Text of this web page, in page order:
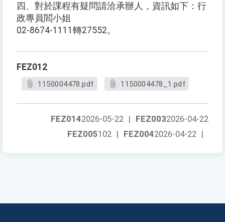
四、對於課程有疑問請洽承辦人，資訊如下：行
政專員閻小姐
02-8674-1111轉27552。
FEZ012
1150004478.pdf 1150004478_1.pdf
FEZ0032026-04-22
FEZ0142026-05-22 |
FEZ0042026-04-22 |
FEZ005102 |